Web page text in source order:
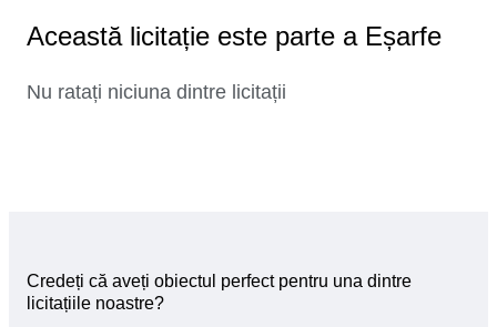
Această licitație este parte a Eșarfe
Nu ratați niciuna dintre licitații
Credeți că aveți obiectul perfect pentru una dintre
licitațiile noastre?